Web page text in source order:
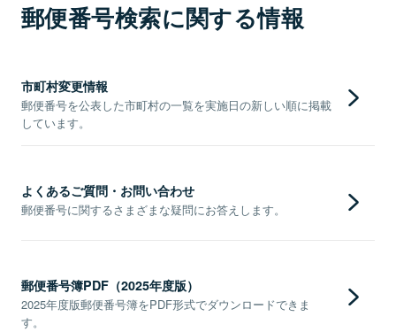
郵便番号検索に関する情報
市町村変更情報
郵便番号を公表した市町村の一覧を実施日の新しい順に掲載
しています。
よくあるご質問・お問い合わせ
郵便番号に関するさまざまな疑問にお答えします。
郵便番号簿PDF（2025年度版）
2025年度版郵便番号簿をPDF形式でダウンロードできま
す。